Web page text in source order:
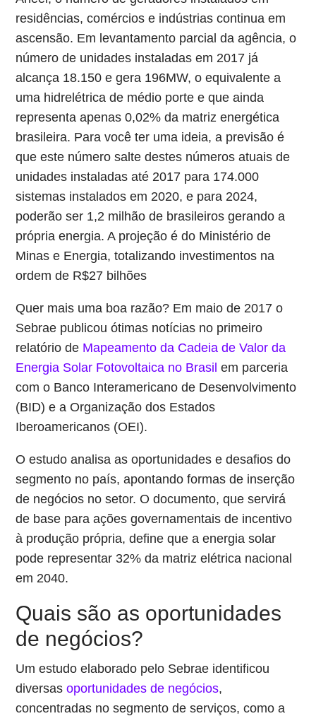
residências, comércios e indústrias continua em
ascensão. Em levantamento parcial da agência, o
número de unidades instaladas em 2017 já
alcança 18.150 e gera 196MW, o equivalente a
uma hidrelétrica de médio porte e que ainda
representa apenas 0,02% da matriz energética
brasileira. Para você ter uma ideia, a previsão é
que este número salte destes números atuais de
unidades instaladas até 2017 para 174.000
sistemas instalados em 2020, e para 2024,
poderão ser 1,2 milhão de brasileiros gerando a
própria energia. A projeção é do Ministério de
Minas e Energia, totalizando investimentos na
ordem de R$27 bilhões
Quer mais uma boa razão? Em maio de 2017 o
Sebrae publicou ótimas notícias no primeiro
relatório de Mapeamento da Cadeia de Valor da
Energia Solar Fotovoltaica no Brasil em parceria
com o Banco Interamericano de Desenvolvimento
(BID) e a Organização dos Estados
Iberoamericanos (OEI).
O estudo analisa as oportunidades e desafios do
segmento no país, apontando formas de inserção
de negócios no setor. O documento, que servirá
de base para ações governamentais de incentivo
à produção própria, define que a energia solar
pode representar 32% da matriz elétrica nacional
em 2040.
Quais são as oportunidades
de negócios?
Um estudo elaborado pelo Sebrae identificou
diversasoportunidades de negócios,
concentradas no segmento de serviços, como a